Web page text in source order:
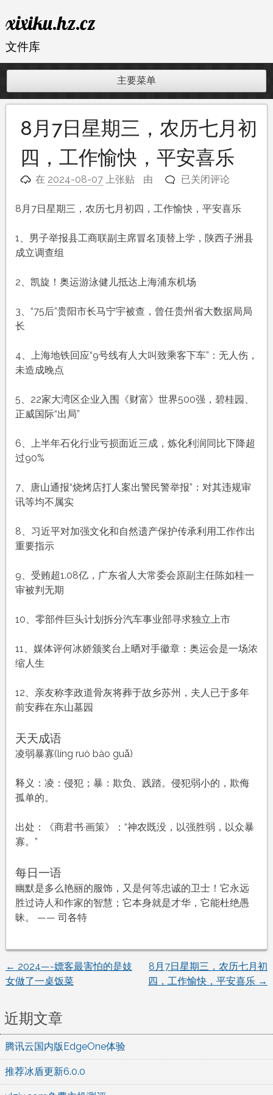
至
内
xixiku.hz.cz
文件库
主要菜单
8月7日星期三，农历七月初
四，工作愉快，平安喜乐
在 2024-08-07 上张贴 由
8
7
星
农
七
四，
愉
安
已关闭评论
8月7日星期三，农历七月初四，工作愉快，平安喜乐
1、男子举报县工商联副主席冒名顶替上学，陕西子洲县
成立调查组
2、凯旋！奥运游泳健儿抵达上海浦东机场
3、“75后”贵阳市长马宁宇被查，曾任贵州省大数据局局
长
4、上海地铁回应“9号线有人大叫致乘客下车”：无人伤，
未造成晚点
5、22家大湾区企业入围《财富》世界500强，碧桂园、
正威国际“出局”
6、上半年石化行业亏损面近三成，炼化利润同比下降超
过90%
7、唐山通报“烧烤店打人案出警民警举报”：对其违规审
讯等均不属实
8、习近平对加强文化和自然遗产保护传承利用工作作出
重要指示
9、受贿超1.08亿，广东省人大常委会原副主任陈如桂一
审被判无期
10、零部件巨头计划拆分汽车事业部寻求独立上市
11、媒体评何冰娇颁奖台上晒对手徽章：奥运会是一场浓
缩人生
12、亲友称李政道骨灰将葬于故乡苏州，夫人已于多年
前安葬在东山墓园
天天成语
凌弱暴寡(líng ruò bào guǎ)
释义：凌：侵犯；暴：欺负、践踏。侵犯弱小的，欺侮
孤单的。
出处：《商君书·画策》：“神农既没，以强胜弱，以众暴
寡。”
每日一语
幽默是多么艳丽的服饰，又是何等忠诚的卫士！它永远
胜过诗人和作家的智慧；它本身就是才华，它能杜绝愚
昧。 —— 司各特
文
导
航
← 2024—-嫖客最害怕的是妓
女做了一桌饭菜
8月7日星期三，农历七月初
四，工作愉快，平安喜乐 →
近期文章
腾讯云国内版EdgeOne体验
推荐冰盾更新6.0.0